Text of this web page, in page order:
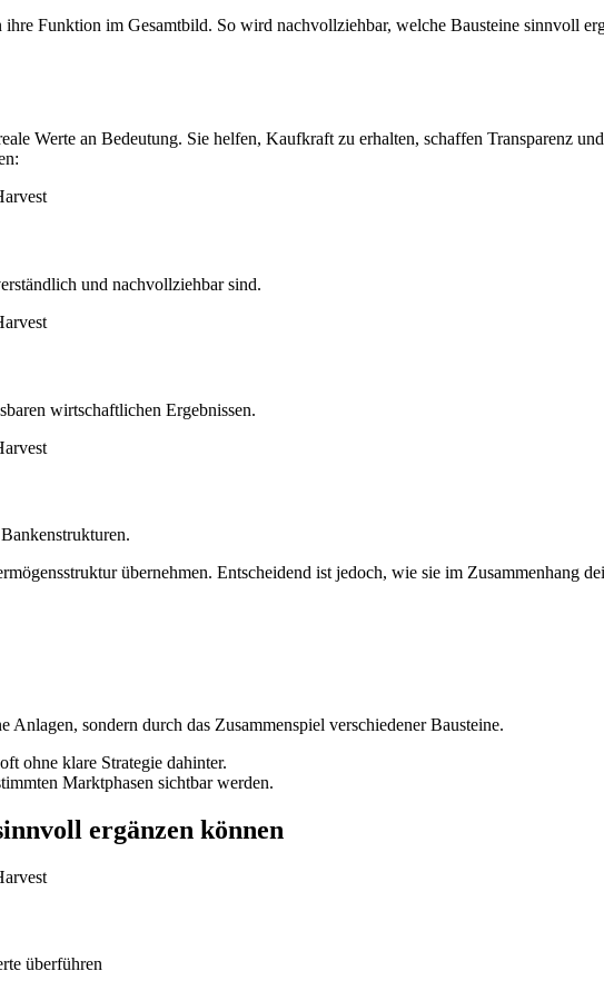
Funktion im Gesamtbild. So wird nachvollziehbar, welche Bausteine sinnvoll
Werte an Bedeutung. Sie helfen, Kaufkraft zu erhalten, schaffen Transparenz
und nachvollziehbar sind.
wirtschaftlichen Ergebnissen.
übernehmen. Entscheidend ist jedoch, wie sie im Zusammenhang
Anlagen, sondern durch das Zusammenspiel verschiedener Bausteine.
ohne klare Strategie dahinter.
Marktphasen sichtbar werden.
ergänzen können
überführen